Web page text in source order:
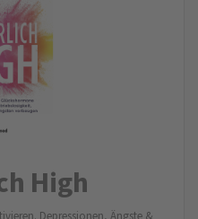
High
Depressionen, Ängste &